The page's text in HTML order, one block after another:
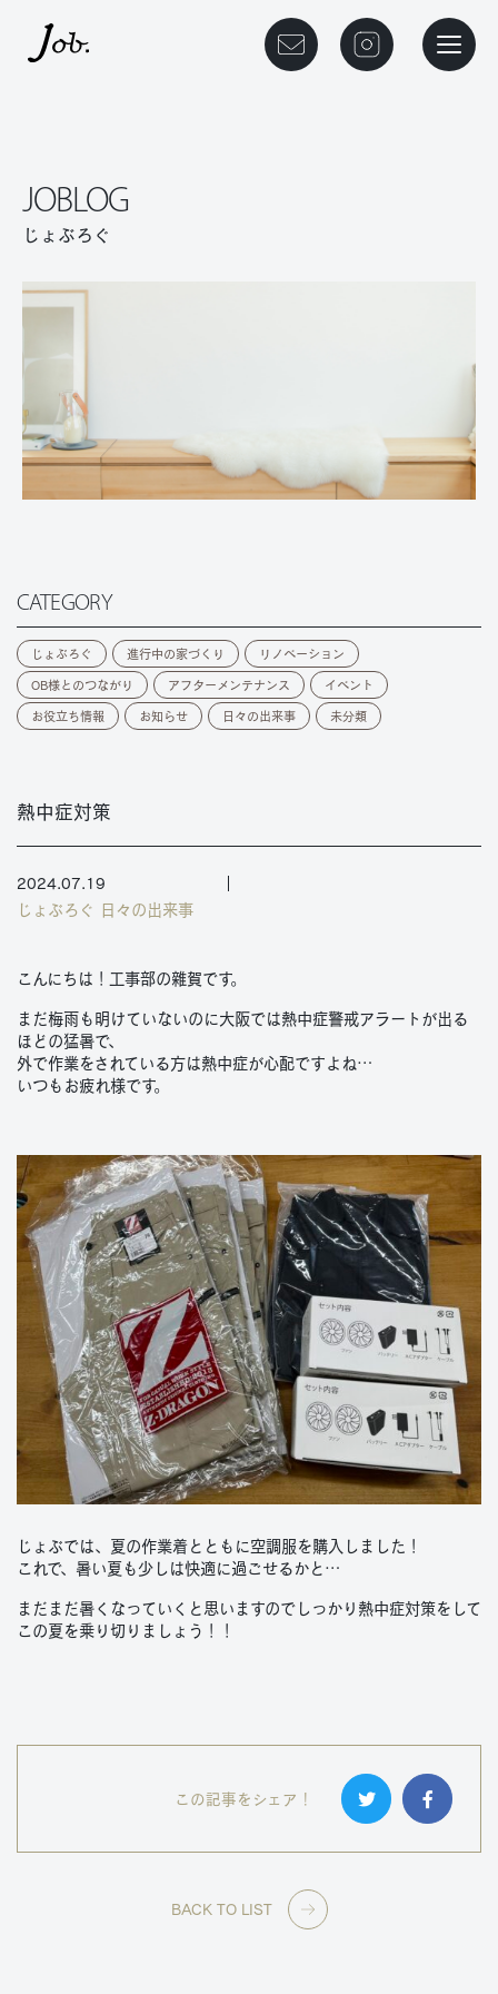
メニュ
JOBLOG
じょぶろぐ
CATEGORY
じょぶろぐ 進行中の家づくり リノベーション
OB様とのつながり アフターメンテナンス イベント
お役立ち情報 お知らせ 日々の出来事 未分類
熱中症対策
2024.07.19
じょぶろぐ 日々の出来事
こんにちは！工事部の雜賀です。
まだ梅雨も明けていないのに大阪では熱中症警戒アラートが出る
ほどの猛暑で、
外で作業をされている方は熱中症が心配ですよね…
いつもお疲れ様です。
じょぶでは、夏の作業着とともに空調服を購入しました！
これで、暑い夏も少しは快適に過ごせるかと…
まだまだ暑くなっていくと思いますのでしっかり熱中症対策をして
この夏を乗り切りましょう！！
この記事をシェア！
BACK TO LIST